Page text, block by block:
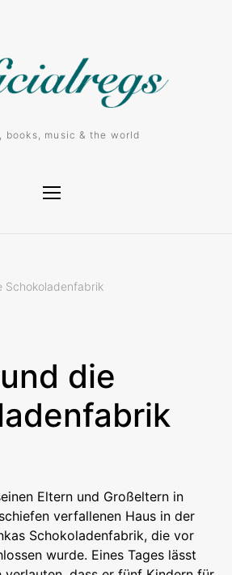
books, music & the world
Schokoladenfabrik
die
Eltern und Großeltern in
verfallenen Haus in der
Schokoladenfabrik, die vor
wurde. Eines Tages lässt